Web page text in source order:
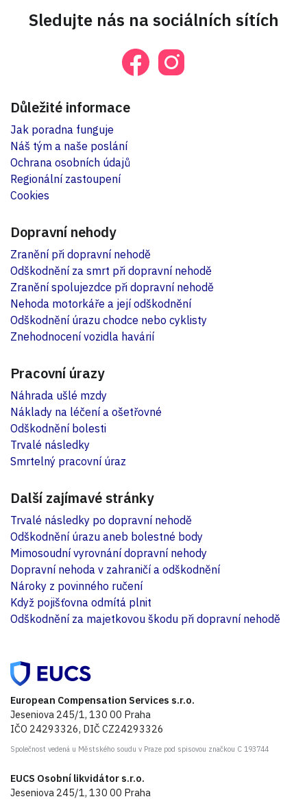
Sledujte nás na sociálních sítích
Důležité informace
Jak poradna funguje
Náš tým a naše poslání
Ochrana osobních údajů
Regionální zastoupení
Cookies
Dopravní nehody
Zranění při dopravní nehodě
Odškodnění za smrt při dopravní nehodě
Zranění spolujezdce při dopravní nehodě
Nehoda motorkáře a její odškodnění
Odškodnění úrazu chodce nebo cyklisty
Znehodnocení vozidla havárií
Pracovní úrazy
Náhrada ušlé mzdy
Náklady na léčení a ošetřovné
Odškodnění bolesti
Trvalé následky
Smrtelný pracovní úraz
Další zajímavé stránky
Trvalé následky po dopravní nehodě
Odškodnění úrazu aneb bolestné body
Mimosoudní vyrovnání dopravní nehody
Dopravní nehoda v zahraničí a odškodnění
Nároky z povinného ručení
Když pojišťovna odmítá plnit
Odškodnění za majetkovou škodu při dopravní nehodě
European Compensation Services s.r.o.
Jeseniova 245/1, 130 00 Praha
IČO 24293326, DIČ CZ24293326
Společnost vedená u Městského soudu v Praze pod spisovou značkou C 193744
EUCS Osobní likvidátor s.r.o.
Jeseniova 245/1, 130 00 Praha